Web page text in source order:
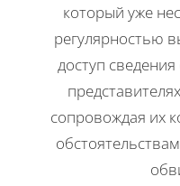
который уже
регулярностью
доступ
сопровождая их